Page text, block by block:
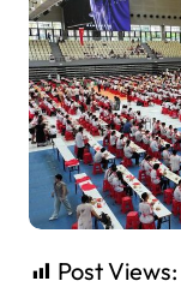
Post Views: